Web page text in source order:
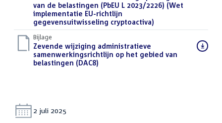
van de belastingen (PbEU L 2023/2226) (Wet
implementatie EU-richtlijn
gegevensuitwisseling cryptoactiva)
Bijlage
Download
bestand:
Zevende wijziging administratieve
samenwerkingsrichtlijn op het gebied van
belastingen (DAC8)
Datum:
2 juli 2025